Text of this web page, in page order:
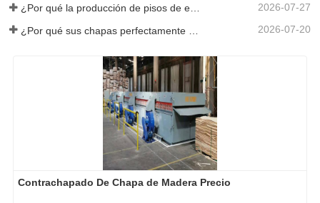
¿Por qué la producción de pisos de eucalipto necesita un secador de chapas? 2026-07-27
2026-07-20
Contrachapado De Chapa de Madera Precio